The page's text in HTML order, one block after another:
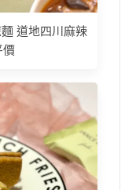
道地四川麻辣
價